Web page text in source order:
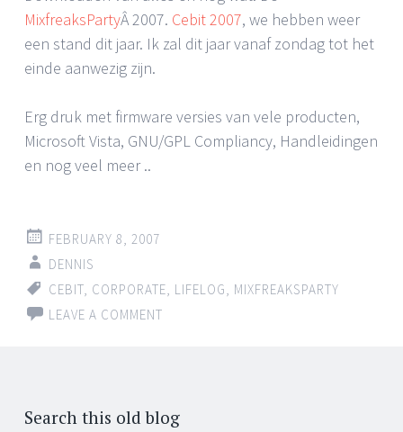
MixfreaksPartyÂ 2007. Cebit 2007, we hebben weer
een stand dit jaar. Ik zal dit jaar vanaf zondag tot het
einde aanwezig zijn.
Erg druk met firmware versies van vele producten,
Microsoft Vista, GNU/GPL Compliancy, Handleidingen
en nog veel meer ..
FEBRUARY 8, 2007
DENNIS
CEBIT, CORPORATE, LIFELOG, MIXFREAKSPARTY
LEAVE A COMMENT
Search this old blog